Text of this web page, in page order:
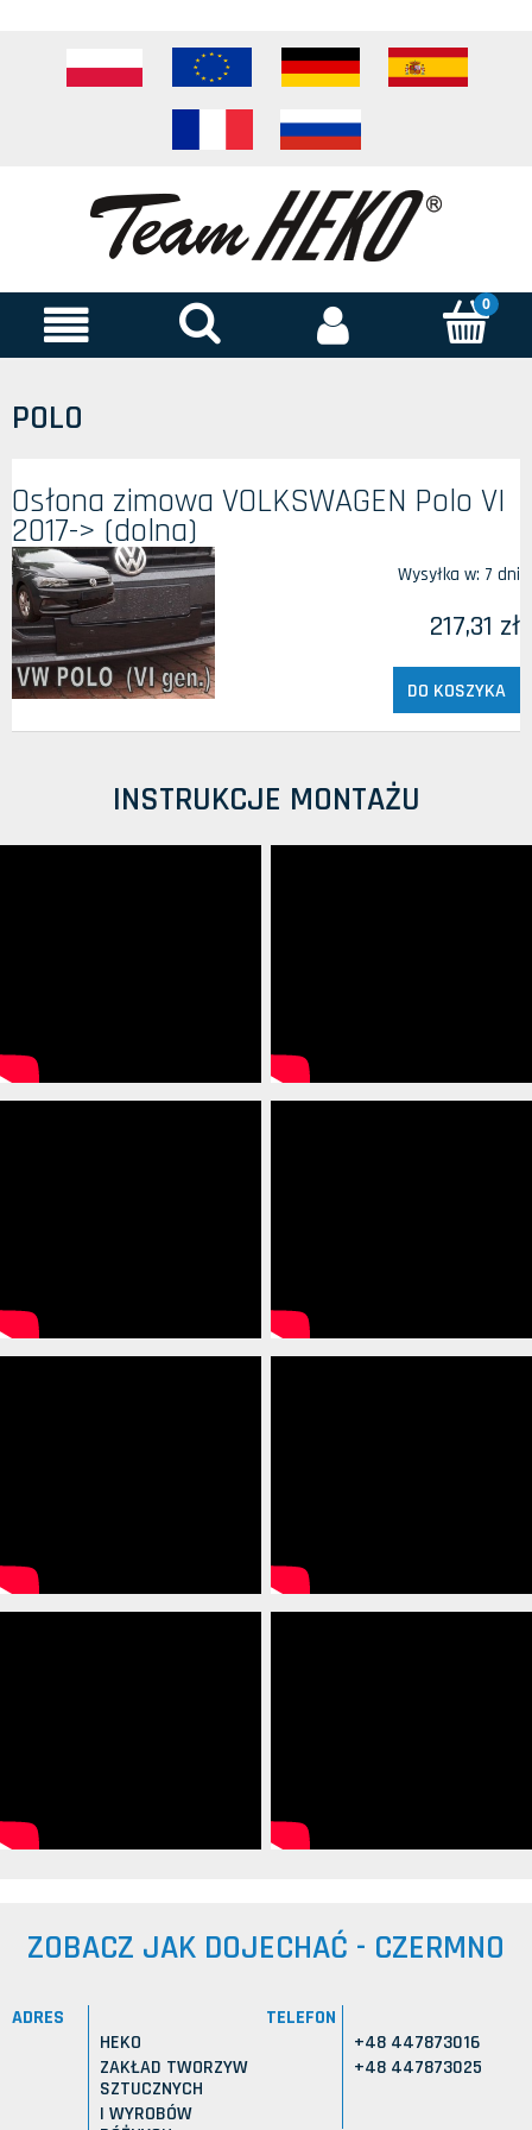
POLO
Osłona zimowa VOLKSWAGEN Polo VI
2017-> (dolna)
Wysyłka w: 7 dni
217,31 zł
DO KOSZYKA
INSTRUKCJE MONTAŻU
ZOBACZ JAK DOJECHAĆ - CZERMNO
ADRES
HEKO
ZAKŁAD TWORZYW
SZTUCZNYCH
I WYROBÓW
TELEFON
+48 447873016
+48 447873025